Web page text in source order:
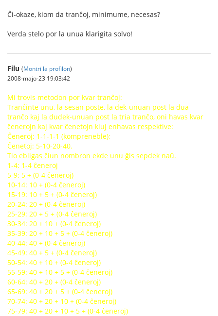
Ĉi-okaze, kiom da tranĉoj, minimume, necesas?
Verda stelo por la unua klarigita solvo!
Filu (Montri la profilon)
2008-majo-23 19:03:42
Mi trovis metodon por kvar tranĉoj:
Tranĉinte unu, la sesan poste, la dek-unuan post la dua
tranĉo kaj la dudek-unuan post la tria tranĉo, oni havas kvar
ĉenerojn kaj kvar ĉenetojn kiuj enhavas respektive:
Ĉeneroj: 1-1-1-1 (kompreneble);
Ĉenetoj: 5-10-20-40.
Tio ebligas ĉiun nombron ekde unu ĝis sepdek naŭ.
1-4: 1-4 ĉeneroj
5-9: 5 + (0-4 ĉeneroj)
10-14: 10 + (0-4 ĉeneroj)
15-19: 10 + 5 + (0-4 ĉeneroj)
20-24: 20 + (0-4 ĉeneroj)
25-29: 20 + 5 + (0-4 ĉeneroj)
30-34: 20 + 10 + (0-4 ĉeneroj)
35-39: 20 + 10 + 5 + (0-4 ĉeneroj)
40-44: 40 + (0-4 ĉeneroj)
45-49: 40 + 5 + (0-4 ĉeneroj)
50-54: 40 + 10 + (0-4 ĉeneroj)
55-59: 40 + 10 + 5 + (0-4 ĉeneroj)
60-64: 40 + 20 + (0-4 ĉeneroj)
65-69: 40 + 20 + 5 + (0-4 ĉeneroj)
70-74: 40 + 20 + 10 + (0-4 ĉeneroj)
75-79: 40 + 20 + 10 + 5 + (0-4 ĉeneroj)